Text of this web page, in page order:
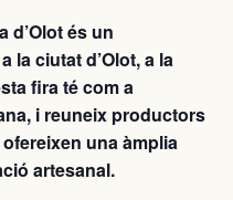
d’Olot és un
la ciutat d’Olot, a la
fira té com a
i reuneix productors
una àmplia
artesanal.